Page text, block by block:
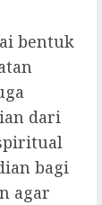
bentuk
dari
bagi
agar